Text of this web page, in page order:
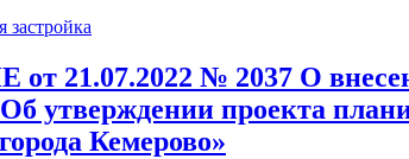
застройка
№ 2037 О
утверждении проекта
Кемерово»